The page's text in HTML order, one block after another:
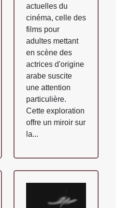
actuelles du
cinéma, celle des
films pour
adultes mettant
en scène des
actrices d'origine
arabe suscite
une attention
particulière.
Cette exploration
offre un miroir sur
la...